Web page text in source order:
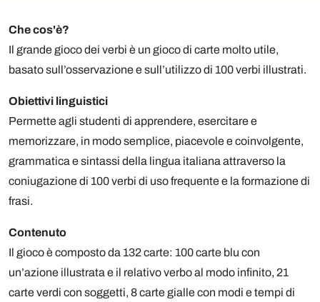
Che cos'è?
Il grande gioco dei verbi è un gioco di carte molto utile,
basato sull’osservazione e sull’utilizzo di 100 verbi illustrati.
Obiettivi linguistici
Permette agli studenti di apprendere, esercitare e
memorizzare, in modo semplice, piacevole e coinvolgente,
grammatica e sintassi della lingua italiana attraverso la
coniugazione di 100 verbi di uso frequente e la formazione di
frasi.
Contenuto
Il gioco è composto da 132 carte: 100 carte blu con
un’azione illustrata e il relativo verbo al modo infinito, 21
carte verdi con soggetti, 8 carte gialle con modi e tempi di